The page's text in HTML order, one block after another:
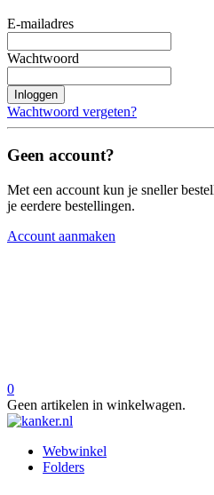
E-mailadres
Wachtwoord
Inloggen
Wachtwoord vergeten?
Geen account?
Met een account kun je sneller
je eerdere bestellingen.
Account aanmaken
0
Geen artikelen in winkelwagen.
Webwinkel
Folders